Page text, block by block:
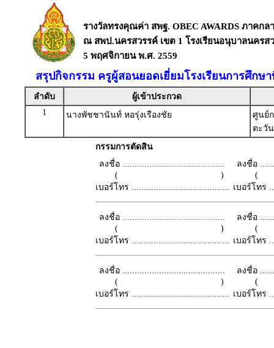
รางวัลทรงคุณค่า สพฐ. OBEC AWARDS ภาคก
ณ สพป.นครสวรรค์ เขต 1 โรงเรียนอนุบาลนคร
5 พฤศจิกายน พ.ศ. 2559
สรุปกิจกรรม ครูผู้สอนยอดเยี่ยมโรงเรียนการศึก
ลำดับ
ผู้เข้าประกวด
1
นางพัชชานันท์ หอรุ่งเรืองชัย
ศูนย์
ตะวั
กรรมการตัดสิน
ลงชื่อ ..........................................
( )
เบอร์โทร ........................................
ลงชื่อ
เบอร์โทร
ลงชื่อ ..........................................
( )
เบอร์โทร ........................................
ลงชื่อ
เบอร์โทร
ลงชื่อ ..........................................
( )
เบอร์โทร ........................................
ลงชื่อ
เบอร์โทร